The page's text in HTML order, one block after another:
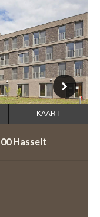
KAART
Hasselt